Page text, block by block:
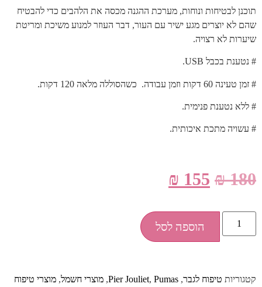
תוכנן לבטיחות ונוחות, מערכת ההגנה מכסה את הלהבים כדי להבטיח
שהם לא יוצרים מגע ישיר עם העור, דבר העוזר למנוע משיכת ומריטת
שיערות לא רצויה.
# נטענת בכבל USB.
# זמן טעינה 60 דקות וזמן עבודה. כשהסוללה מלאה 120 דקות.
# ללא נטענת פנימית.
# עשויה מתכת איכותית.
₪180
₪ 155
הוספה לסל
קטגוריות טיפוח לגבר,
Pier Jouliet, Pumas
, מוצרי חשמל, מוצרי טיפוח